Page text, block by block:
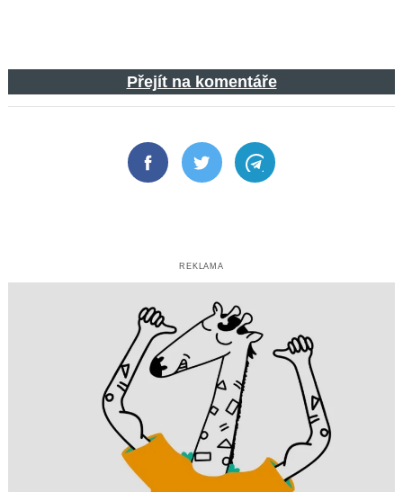
Přejít na komentáře
FacebookTwitter Telegram
REKLAMA